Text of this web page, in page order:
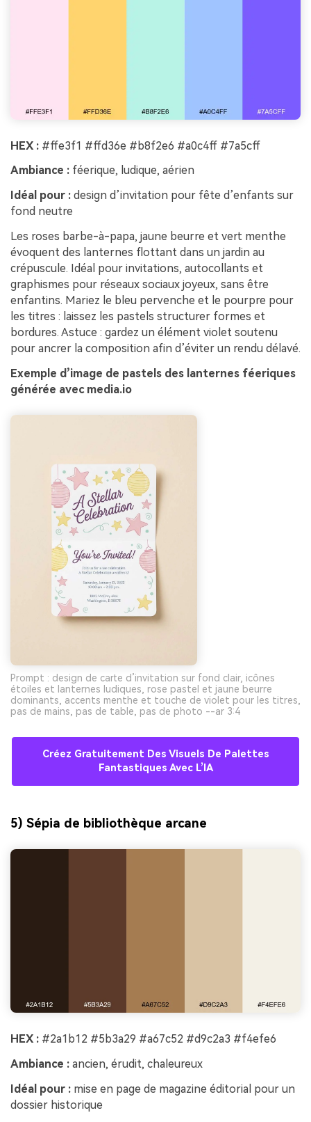
HEX : #ffe3f1 #ffd36e #b8f2e6 #a0c4ff #7a5cff
Ambiance : féerique, ludique, aérien
Idéal pour : design d’invitation pour fête d’enfants sur
fond neutre
Les roses barbe-à-papa, jaune beurre et vert menthe
évoquent des lanternes flottant dans un jardin au
crépuscule. Idéal pour invitations, autocollants et
graphismes pour réseaux sociaux joyeux, sans être
enfantins. Mariez le bleu pervenche et le pourpre pour
les titres : laissez les pastels structurer formes et
bordures. Astuce : gardez un élément violet soutenu
pour ancrer la composition afin d’éviter un rendu délavé.
Exemple d’image de pastels des lanternes féeriques
générée avec media.io
Prompt : design de carte d’invitation sur fond clair, icônes
étoiles et lanternes ludiques, rose pastel et jaune beurre
dominants, accents menthe et touche de violet pour les titres,
pas de mains, pas de table, pas de photo --ar 3:4
Créez Gratuitement Des Visuels De Palettes
Fantastiques Avec L’IA
5) Sépia de bibliothèque arcane
HEX : #2a1b12 #5b3a29 #a67c52 #d9c2a3 #f4efe6
Ambiance : ancien, érudit, chaleureux
Idéal pour : mise en page de magazine éditorial pour un
dossier historique